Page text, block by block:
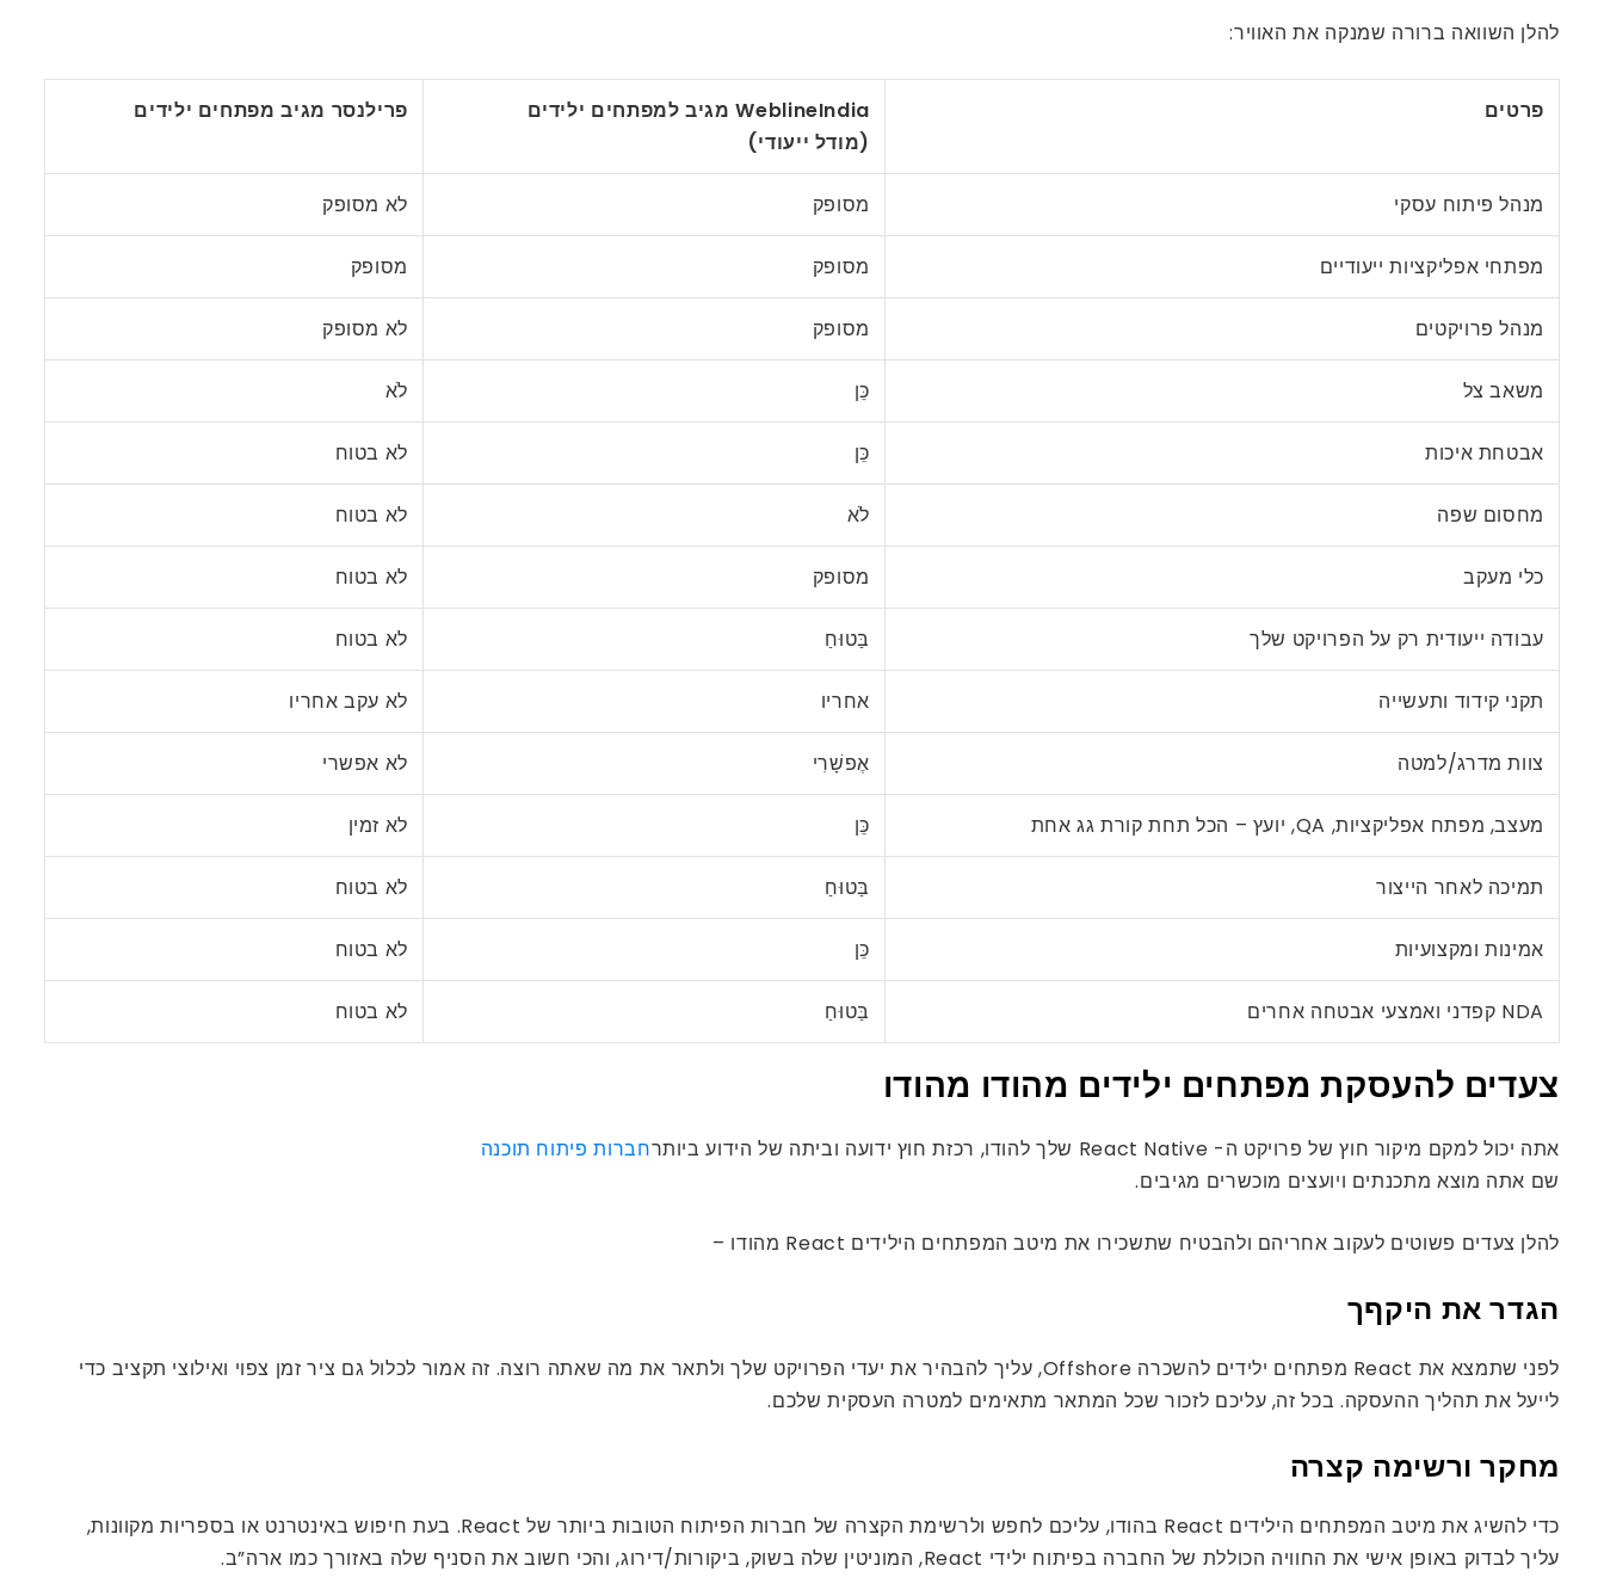
להלן השוואה ברורה שמנקה את האוויר:
פרטים
WeblineIndia מגיב למפתחים ילידים
(מודל ייעודי)
פרילנסר מגיב מפתחים ילידים
מנהל פיתוח עסקי מסופק לא מסופק
מפתחי אפליקציות ייעודיים מסופק מסופק
מנהל פרויקטים מסופק לא מסופק
משאב צל כֵּן לֹא
אבטחת איכות כֵּן לא בטוח
מחסום שפה לֹא לא בטוח
כלי מעקב מסופק לא בטוח
עבודה ייעודית רק על הפרויקט שלך בַּטוּחַ לא בטוח
תקני קידוד ותעשייה אחריו לא עקב אחריו
צוות מדרג/למטה אֶפשָׁרִי לא אפשרי
מעצב, מפתח אפליקציות, QA, יועץ – הכל תחת קורת גג אחת כֵּן לא זמין
תמיכה לאחר הייצור בַּטוּחַ לא בטוח
אמינות ומקצועיות כֵּן לא בטוח
NDA קפדני ואמצעי אבטחה אחרים בַּטוּחַ לא בטוח
צעדים להעסקת מפתחים ילידים מהודו מהודו
אתה יכול למקם מיקור חוץ של פרויקט ה- React Native שלך ​​להודו, רכזת חוץ ידועה וביתה של הידוע ביותר
חברות פיתוח תוכנה
שם אתה מוצא מתכנתים ויועצים מוכשרים מגיבים.
להלן צעדים פשוטים לעקוב אחריהם ולהבטיח שתשכירו את מיטב המפתחים הילידים React מהודו –
הגדר את היקףך
לפני שתמצא את React מפתחים ילידים להשכרה Offshore, עליך להבהיר את יעדי הפרויקט שלך ולתאר את מה שאתה רוצה. זה אמור לכלול גם ציר זמן צפוי ואילוצי תקציב כדי
לייעל את תהליך ההעסקה. בכל זה, עליכם לזכור שכל המתאר מתאימים למטרה העסקית שלכם.
מחקר ורשימה קצרה
כדי להשיג את מיטב המפתחים הילידים React בהודו, עליכם לחפש ולרשימת הקצרה של חברות הפיתוח הטובות ביותר של React. בעת חיפוש באינטרנט או בספריות מקוונות,
עליך לבדוק באופן אישי את החוויה הכוללת של החברה בפיתוח ילידי React, המוניטין שלה בשוק, ביקורות/דירוג, והכי חשוב את הסניף שלה באזורך כמו ארה”ב.